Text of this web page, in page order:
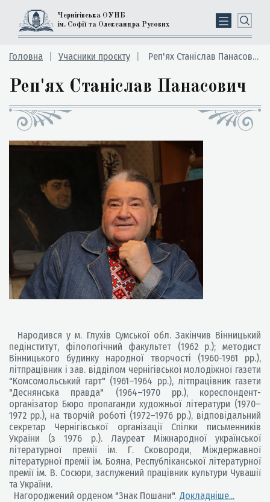
Чернігівська ОУНБ
ім. Софії та Олександра Русових
Головна Учасники проєкту Реп'ях Станіслав Панасович
Реп'ях Станіслав Панасович
Народився у м. Глухів Сумської обл. Закінчив Вінницький
педінститут, філологічний факультет (1962 р.); методист
Вінницького будинку народної творчості (1960-1961 рр.),
літпрацівник і зав. відділом чернігівської молодіжної газети
"Комсомольський гарт" (1961–1964 рр.), літпрацівник газети
"Деснянська правда" (1964–1970 рр.), кореспондент-
організатор Бюро пропаганди художньої літератури (1970–
1972 рр.), на творчій роботі (1972–1976 рр.), відповідальний
секретар Чернігівської організації Спілки письменників
України (з 1976 р.). Лауреат Міжнародної української
літературної премії ім. Г. Сковороди, Міждержавної
літературної премії ім. Бояна, Республіканської літературної
премії ім. В. Сосюри, заслужений працівник культури Чувашії
та України.
Нагороджений орденом "Знак Пошани". Докладніше...